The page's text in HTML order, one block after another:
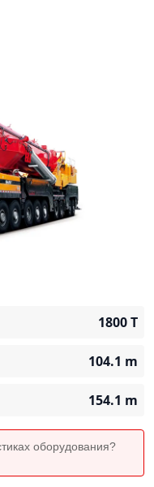
1800T
104.1 m
154.1 m
оборудования?